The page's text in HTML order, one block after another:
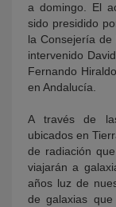
a domingo. El
sido presidido
la Consejería de
intervenido
Fernando
en Andalucía.
A través de
ubicados en
de radiación
viajarán a
años luz de
de galaxias